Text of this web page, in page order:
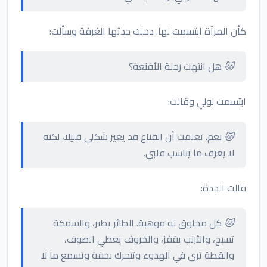
كأن المرآة ابتسمت لها. دخلت جدتها الغرفة وسألت:
🐱 هل انتهت رحلة الأقنعة؟
ابتسمت لولي وقالت:
🐱 نعم. تعلمت أن القناع قد يغير شكلي قليلا، لكنه
لا يعرف ما يناسب قلبي.
قالت الجدة:
🐱 كل مخلوق له موهبة. الطائر يطير، والسمكة
تسبح، والأرنب يقفز، والخروف يعطي الصوف،
والقطة ترى في الهدوء وتتحرك بخفة وتسمع ما لا